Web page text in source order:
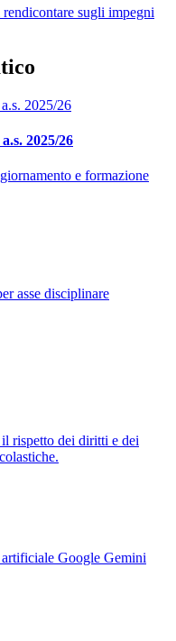
sugli impegni
2025/26
e formazione
asse disciplinare
rispetto dei diritti e dei
Google Gemini